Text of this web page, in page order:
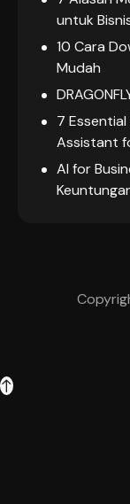
untuk
10 Cara
Mudah
7
Assistant
AI for